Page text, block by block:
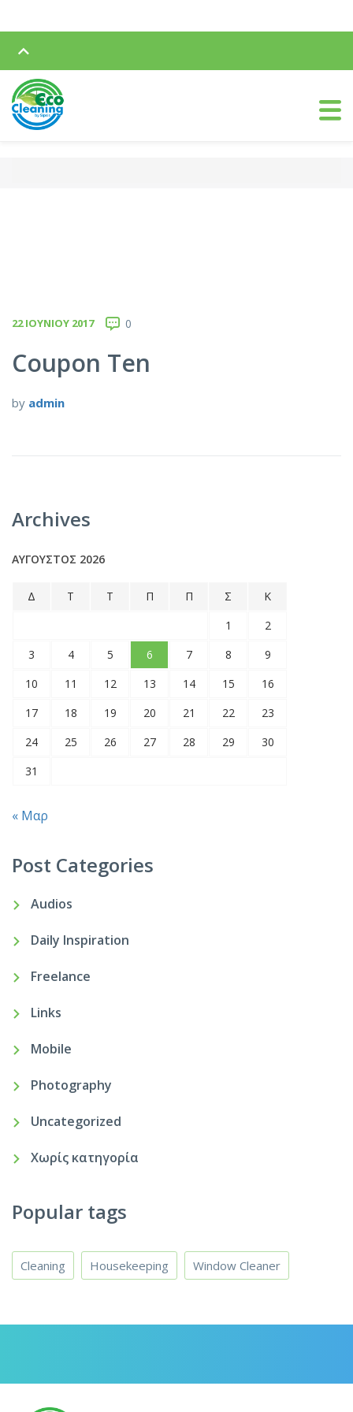
22 ΙΟΥΝΊΟΥ 2017 0
Coupon Ten
by admin
Archives
ΑΎΓΟΥΣΤΟΣ 2026
Δ Τ Τ Π Π Σ
Κ
1
2
3
4 5 6 7 8
9
10
11 12 13 14 15
16
17
18 19 20 21 22
23
24
25 26 27 28 29
30
31
« Μαρ
Post Categories
Audios
Daily Inspiration
Freelance
Links
Mobile
Photography
Uncategorized
Χωρίς κατηγορία
Popular tags
Cleaning Housekeeping Window Cleaner